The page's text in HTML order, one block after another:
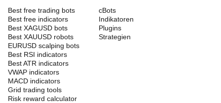
Best free trading bots
Best free indicators
Best XAGUSD bots
Best XAUUSD robots
EURUSD scalping bots
Best RSI indicators
Best ATR indicators
VWAP indicators
MACD indicators
Grid trading tools
Risk reward calculator
cBots
Indikatoren
Plugins
Strategien